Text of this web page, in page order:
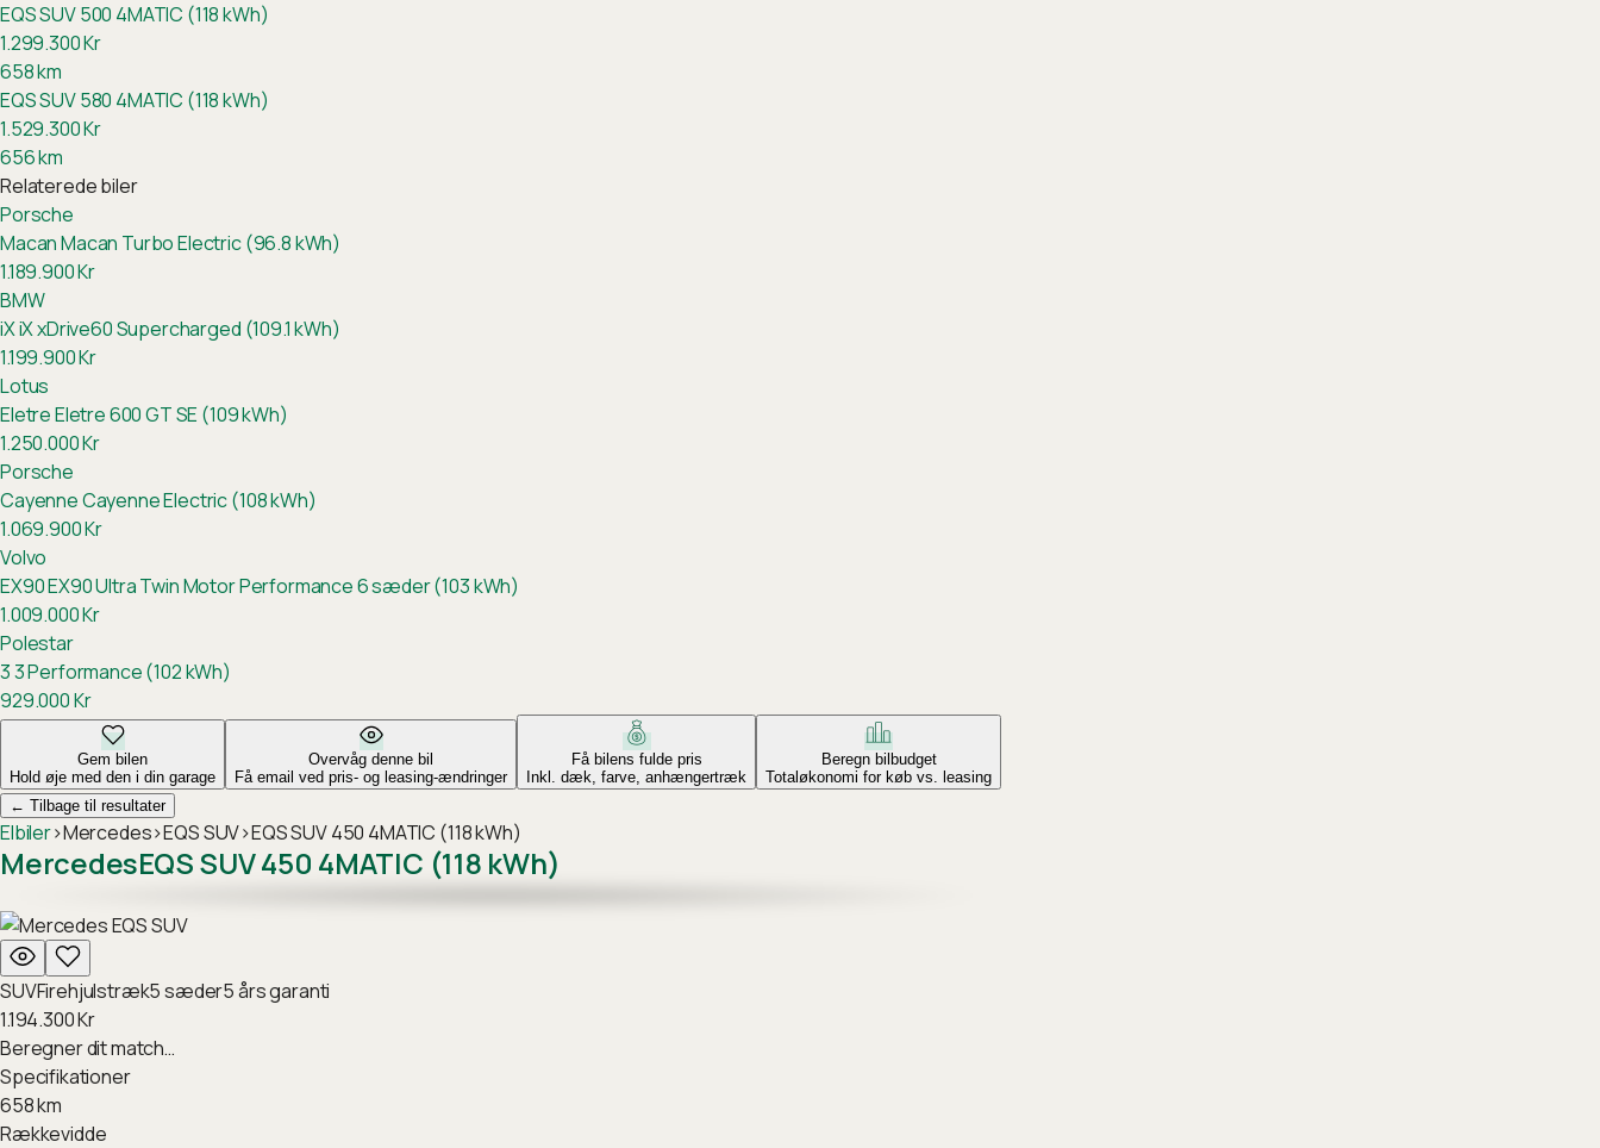
EQS SUV 500 4MATIC (118 kWh)
1.299.300Kr
658km
EQS SUV 580 4MATIC (118 kWh)
1.529.300Kr
656km
Relaterede biler
Porsche
MacanMacan Turbo Electric (96.8 kWh)
1.189.900Kr
BMW
iXiX xDrive60 Supercharged (109.1 kWh)
1.199.900Kr
Lotus
EletreEletre 600 GT SE (109 kWh)
1.250.000Kr
Porsche
CayenneCayenne Electric (108 kWh)
1.069.900Kr
Volvo
EX90EX90 Ultra Twin Motor Performance 6 sæder (103 kWh)
1.009.000Kr
Polestar
33 Performance (102 kWh)
929.000Kr
Gem bilen
Hold øje med den i din garage
Overvåg denne bil
Få email ved pris- og leasing-ændringer
Få bilens fulde pris
Inkl. dæk, farve, anhængertræk
Beregn bilbudget
Totaløkonomi for køb vs. leasing
← Tilbage til resultater
Elbiler›Mercedes›EQS SUV›EQS SUV 450 4MATIC (118 kWh)
MercedesEQS SUV 450 4MATIC (118 kWh)
SUVFirehjulstræk5sæder5års garanti
1.194.300Kr
Beregner dit match…
Specifikationer
658km
Rækkevidde